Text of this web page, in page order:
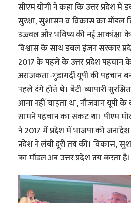
सीएम योगी ने कहा कि उत्तर प्रदेश
सुरक्षा, सुशासन व विकास का मॉडल
उज्ज्वल और भविष्य की नई
विश्वास के साथ डबल इंजन सरकार
2017 के पहले के उत्तर प्रदेश पहचान
अराजकता-गुंडागर्दी यूपी की पहचान
पहले दंगे होते थे। बेटी-व्यापारी
आना नहीं चाहता था, नौजवान यूपी
सामने पहचान का संकट था। पीएम
ने 2017 में प्रदेश में भाजपा को जनादेश
प्रदेश ने लंबी दूरी तय की। विकास,
का मॉडल अब उत्तर प्रदेश तय करता है।